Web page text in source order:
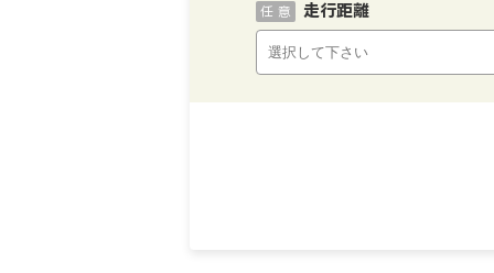
走行距離
任 意